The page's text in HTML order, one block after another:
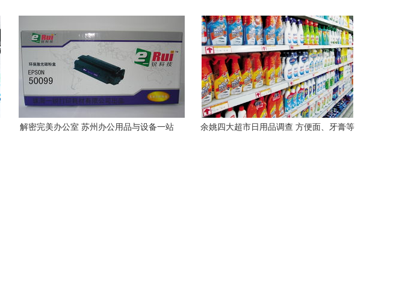
解密完美办公室 苏州办公用品与设备一站
余姚四大超市日用品调查 方便面、牙膏等